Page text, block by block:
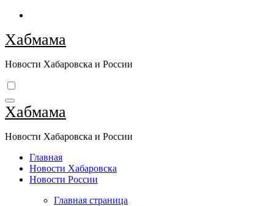
Перейти
содержимому
Хабмама
Новости Хабаровска и России
Хабмама
Новости Хабаровска и России
Главная
Новости Хабаровска
Новости России
Главная страница